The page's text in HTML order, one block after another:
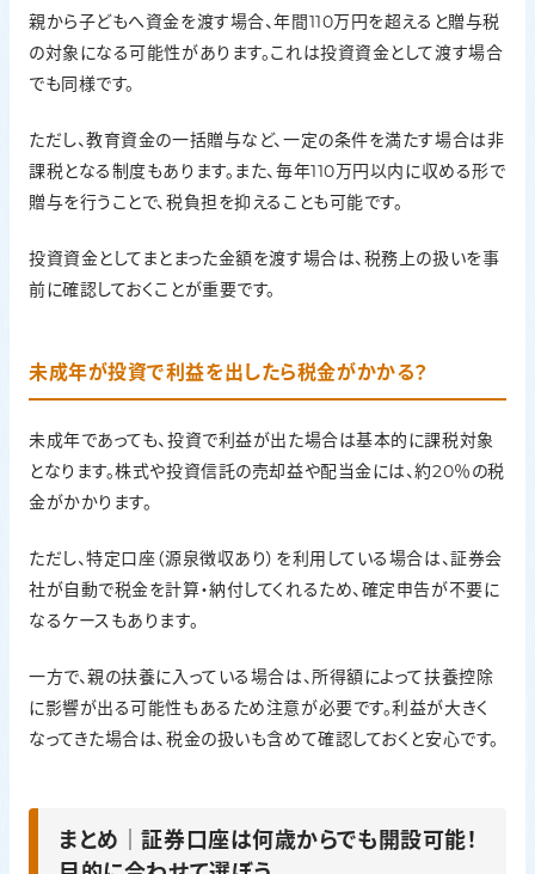
親から子どもへ資金を渡す場合、年間110万円を超えると贈与税
の対象になる可能性があります。これは投資資金として渡す場合
でも同様です。
ただし、教育資金の一括贈与など、一定の条件を満たす場合は非
課税となる制度もあります。また、毎年110万円以内に収める形で
贈与を行うことで、税負担を抑えることも可能です。
投資資金としてまとまった金額を渡す場合は、税務上の扱いを事
前に確認しておくことが重要です。
未成年が投資で利益を出したら税金がかかる？
未成年であっても、投資で利益が出た場合は基本的に課税対象
となります。株式や投資信託の売却益や配当金には、約20％の税
金がかかります。
ただし、特定口座（源泉徴収あり）を利用している場合は、証券会
社が自動で税金を計算・納付してくれるため、確定申告が不要に
なるケースもあります。
一方で、親の扶養に入っている場合は、所得額によって扶養控除
に影響が出る可能性もあるため注意が必要です。利益が大きく
なってきた場合は、税金の扱いも含めて確認しておくと安心です。
まとめ｜証券口座は何歳からでも開設可能！